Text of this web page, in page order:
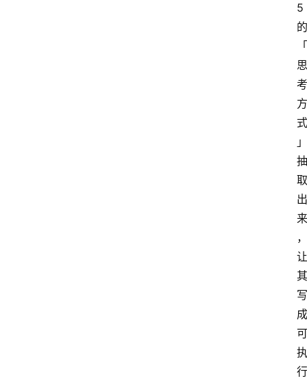
5
的
「
思
考
方
式
」
抽
取
出
来
，
让
其
写
成
可
执
行